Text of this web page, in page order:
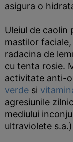
asigura o
Uleiul de
mastilor
radacina de
cu tenta rosie.
activitate anti-
verde si
agresiunile
mediului
ultraviolete s.a.)